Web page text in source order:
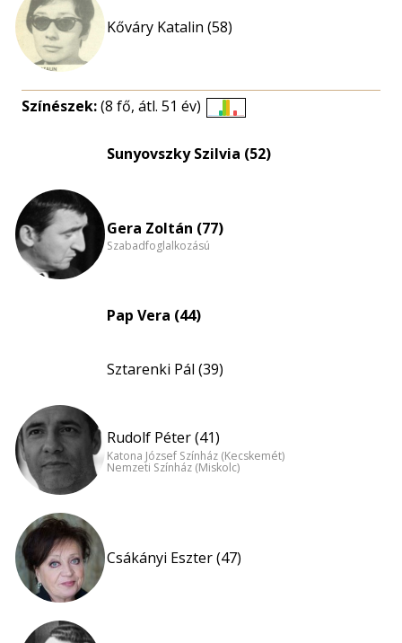
Kőváry Katalin (58)
Színészek:(8 fő, átl. 51 év)
eloszlás
Sunyovszky Szilvia (52)
Gera Zoltán (77)
Szabadfoglalkozású
Pap Vera (44)
Sztarenki Pál (39)
Rudolf Péter (41)
Katona József Színház (Kecskemét)
Nemzeti Színház (Miskolc)
Csákányi Eszter (47)